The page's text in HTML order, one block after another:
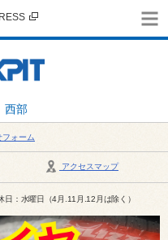
西部
フォーム
アクセスマップ
定休日：水曜日（4月.11月.12月